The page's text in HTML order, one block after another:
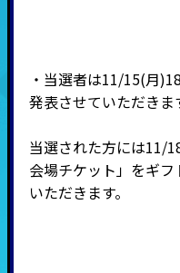
・当選者は11/15(月
発表させていただきま
当選された方には11/
会場チケット」をギ
いただきます。